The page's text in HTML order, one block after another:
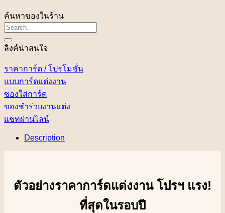
ค้นหาของในร้าน
ลิงค์น่าสนใจ
ราคาการ์ด / โปรโมชั่น
แบบการ์ดแต่งงาน
ซองใส่การ์ด
ของชำร่วยงานแต่ง
แชทผ่านไลน์
Description
ตัวอย่างราคาการ์ดแต่งงาน โปรฯ แรง!
ที่สุดในรอบปี